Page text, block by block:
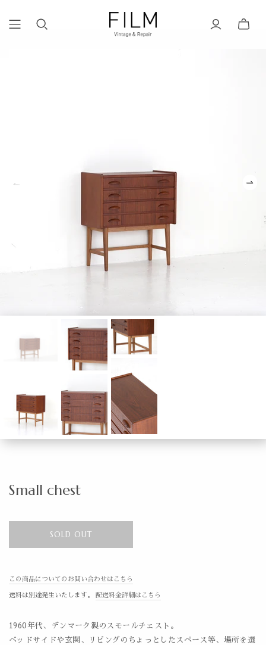
Small chest
SOLD OUT
この商品についてのお問い合わせはこちら
送料は別途発生いたします。 配送料金詳細はこちら
1960年代、デンマーク製のスモールチェスト。
ベッドサイドや玄関、リビングのちょっとしたスペース等、場所を選